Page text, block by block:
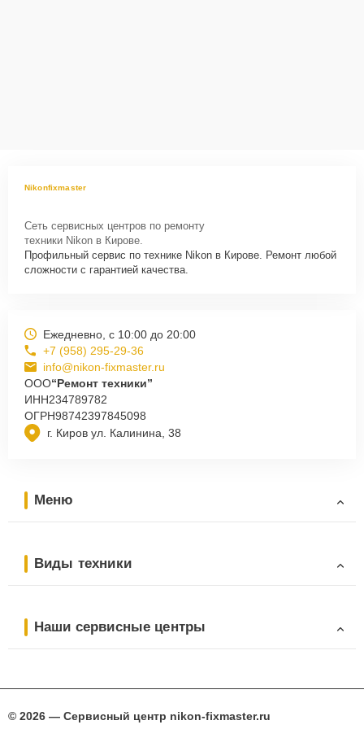
Nikonfixmaster
Сеть сервисных центров по ремонту
техники Nikon в Кирове.
Профильный сервис по технике Nikon в Кирове. Ремонт любой
сложности с гарантией качества.
г. Киров ул. Калинина, 38
Ежедневно, с 10:00 до 20:00
+7 (958) 295-29-36
info@nikon-fixmaster.ru
ООО“Ремонт техники”
ИНН234789782
ОГРН98742397845098
Меню
Виды техники
Наши сервисные центры
© 2026 — Сервисный центр nikon-fixmaster.ru